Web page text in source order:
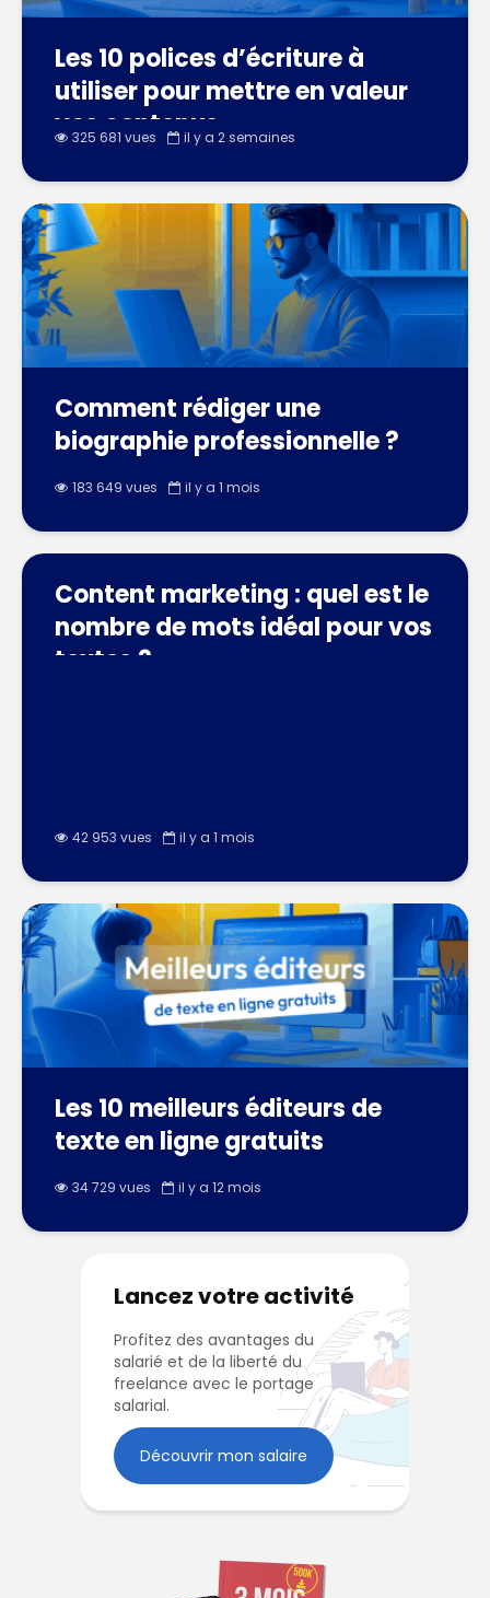
Les 10 polices d’écriture à
utiliser pour mettre en valeur
vos contenus
325 681 vues il y a 2 semaines
Comment rédiger une
biographie professionnelle ?
183 649 vues il y a 1 mois
Content marketing : quel est le
nombre de mots idéal pour vos
textes ?
42 953 vues il y a 1 mois
Les 10 meilleurs éditeurs de
texte en ligne gratuits
34 729 vues il y a 12 mois
Lancez votre activité
Profitez des avantages du
salarié et de la liberté du
freelance avec le portage
salarial.
Découvrir mon salaire